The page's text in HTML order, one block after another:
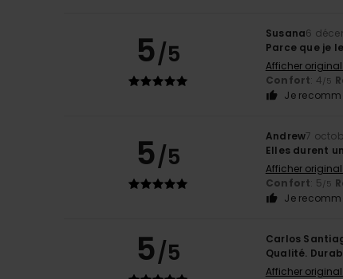
5/5
Susana6
Parce que je
Afficher
Confort: 4/5
Je
5/5
Andrew7
Elles durent
Afficher
Confort: 5/5
Je
5/5 Carlos
Qualité.
Afficher